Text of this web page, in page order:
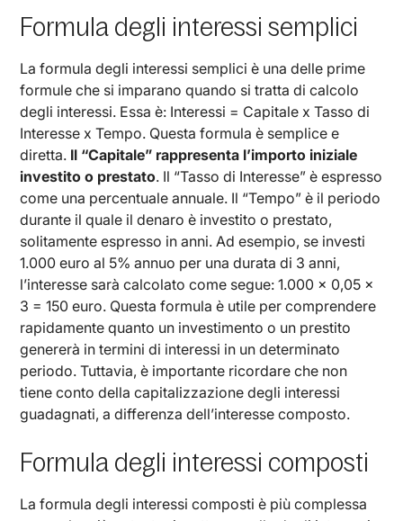
Formula degli interessi semplici
La formula degli interessi semplici è una delle prime
formule che si imparano quando si tratta di calcolo
degli interessi. Essa è: Interessi = Capitale x Tasso di
Interesse x Tempo. Questa formula è semplice e
diretta. Il “Capitale” rappresenta l’importo iniziale
investito o prestato. Il “Tasso di Interesse” è espresso
come una percentuale annuale. Il “Tempo” è il periodo
durante il quale il denaro è investito o prestato,
solitamente espresso in anni. Ad esempio, se investi
1.000 euro al 5% annuo per una durata di 3 anni,
l’interesse sarà calcolato come segue: 1.000 x 0,05 x
3 = 150 euro. Questa formula è utile per comprendere
rapidamente quanto un investimento o un prestito
genererà in termini di interessi in un determinato
periodo. Tuttavia, è importante ricordare che non
tiene conto della capitalizzazione degli interessi
guadagnati, a differenza dell’interesse composto.
Formula degli interessi composti
La formula degli interessi composti è più complessa